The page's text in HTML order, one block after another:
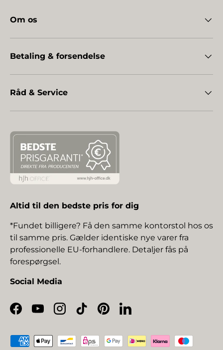
Om os
Betaling & forsendelse
Råd & Service
Altid til den bedste pris for dig
*Fundet billigere? Få den samme kontorstol hos os
til samme pris. Gælder identiske nye varer fra
professionelle EU-forhandlere. Detaljer fås på
forespørgsel.
Social Media
Facebook
YouTubeInstagram
TikTokPinterestLinkedIn
Betalingsmetoder